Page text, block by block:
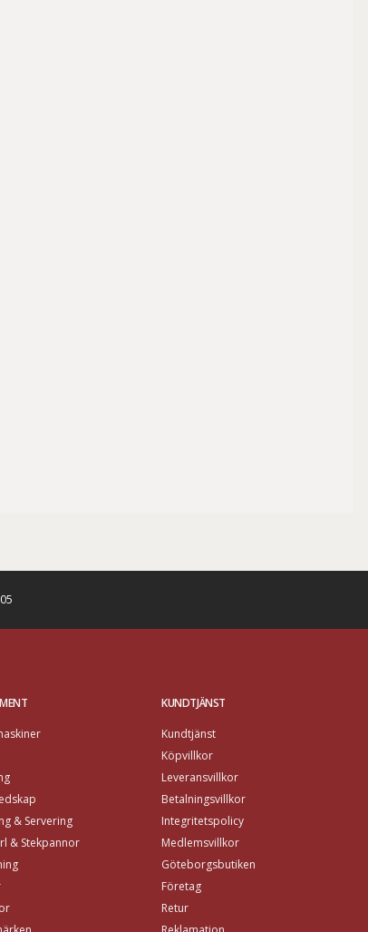
& Servering
& Stekpannor
KUNDTJÄNST
Kundtjänst
Köpvillkor
Leveransvillkor
Betalningsvillkor
Integritetspolicy
Medlemsvillkor
Göteborgsbutiken
Företag
Retur